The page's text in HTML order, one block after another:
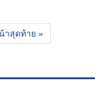
าสุดท้าย »